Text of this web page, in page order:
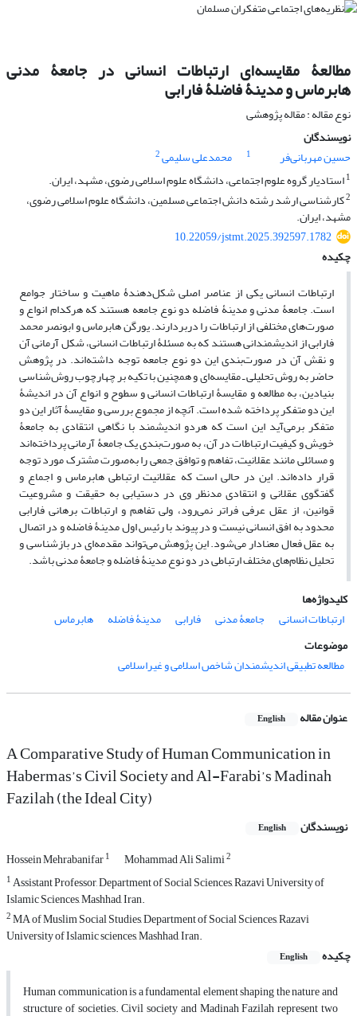
مطالعۀ مقایسه‌ای ارتباطات انسانی در جامعۀ مدنی
هابرماس و مدینۀ فاضلۀ فارابی
نوع مقاله : مقاله پژوهشی
نویسندگان
حسین مهربانی‌فر
1 محمدعلی سلیمی2
1استادیار گروه علوم اجتماعی، دانشگاه علوم اسلامی رضوی، مشهد، ایران.
2کارشناسی ارشد رشته دانش اجتماعی مسلمین، دانشگاه علوم اسلامی رضوی،
مشهد، ایران.
10.22059/jstmt.2025.392597.1782
چکیده
ارتباطات انسانی یکی از عناصر اصلی شکل‌دهندۀ ماهیت و ساختار جوامع
است. جامعۀ مدنی و مدینۀ فاضله دو نوع جامعه هستند که هرکدام انواع و
صورت‌های مختلفی از ارتباطات را دربردارند. یورگن هابرماس و ابونصر محمد
فارابی از اندیشمندانی هستند که به مسئلۀ ارتباطات انسانی، شکل آرمانی آن
و نقش آن در صورت‌بندی این دو نوع جامعه توجه داشته‌اند. در پژوهش
حاضر به روش تحلیلی ـ مقایسه‌ای و همچنین با تکیه بر چهارچوب روش‌شناسی
بنیادین، به مطالعه و مقایسۀ ارتباطات انسانی و سطوح و انواع آن در اندیشۀ
این دو متفکر پرداخته شده است. آنچه از مجموع بررسی و مقایسۀ آثار این دو
متفکر برمی‌آید این است که هردو اندیشمند با نگاهی انتقادی به جامعۀ
خویش و کیفیت ارتباطات در آن، به صورت‌بندی یک جامعۀ آرمانی پرداخته‌اند
و مسائلی مانند عقلانیت، تفاهم و توافق جمعی را به‌صورت مشترک مورد توجه
قرار داده‌اند. این در حالی است که عقلانیت ارتباطی هابرماس و اجماع و
گفتگوی عقلانی و انتقادی مدنظر وی در دستیابی به حقیقت و مشروعیت
قوانین، از عقل عرفی فراتر نمی‌رود، ولی تفاهم و ارتباطات برهانی فارابی
محدود به افق انسانی نیست و در پیوند با رئیس اول مدینۀ فاضله و در اتصال
به عقل فعال معنادار می‌شود. این پژوهش می‌تواند مقدمه‌ای در بازشناسی و
تحلیل نظام‌های مختلف ارتباطی در دو نوع مدینۀ فاضله و جامعۀ مدنی باشد.
کلیدواژه‌ها
ارتباطات انسانی
جامعۀ مدنی فارابی مدینۀ فاضله
هابرماس
موضوعات
مطالعه تطبیقی اندیشمندان شاخص اسلامی و غیراسلامی
عنوان مقاله English
A Comparative Study of Human Communication in
Habermas’s Civil Society and Al-Farabi’s Madinah
Fazilah (the Ideal City)
نویسندگان English
Hossein Mehrabanifar1 Mohammad Ali Salimi2
1Assistant Professor, Department of Social Sciences, Razavi University of
Islamic Sciences, Mashhad, Iran.
2MA of Muslim Social Studies, Department of Social Sciences, Razavi
University of Islamic sciences, Mashhad, Iran.
چکیده
English
Human communication is a fundamental element shaping the nature and
structure of societies. Civil society and Madinah Fazilah represent two